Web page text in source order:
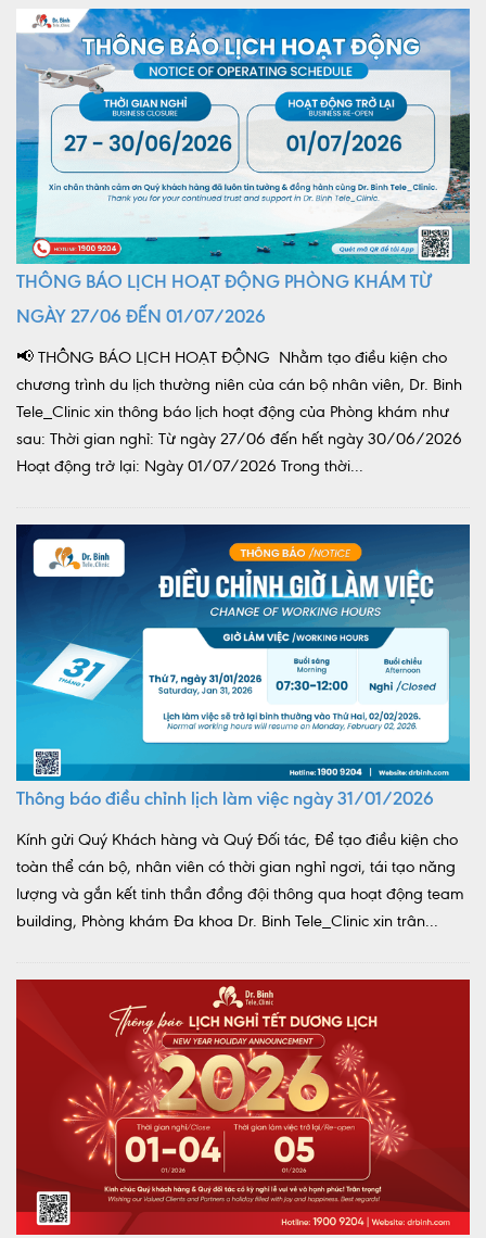
THÔNG BÁO LỊCH HOẠT ĐỘNG PHÒNG KHÁM TỪ
NGÀY 27/06 ĐẾN 01/07/2026
📢 THÔNG BÁO LỊCH HOẠT ĐỘNG Nhằm tạo điều kiện cho
chương trình du lịch thường niên của cán bộ nhân viên, Dr. Binh
Tele_Clinic xin thông báo lịch hoạt động của Phòng khám như
sau: Thời gian nghỉ: Từ ngày 27/06 đến hết ngày 30/06/2026
Hoạt động trở lại: Ngày 01/07/2026 Trong thời...
Thông báo điều chỉnh lịch làm việc ngày 31/01/2026
Kính gửi Quý Khách hàng và Quý Đối tác, Để tạo điều kiện cho
toàn thể cán bộ, nhân viên có thời gian nghỉ ngơi, tái tạo năng
lượng và gắn kết tinh thần đồng đội thông qua hoạt động team
building, Phòng khám Đa khoa Dr. Binh Tele_Clinic xin trân...